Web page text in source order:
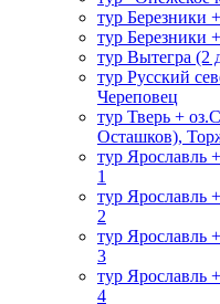
тур Березники
тур Березники
тур Вытегра (2
тур Русский
Череповец
тур Тверь +
Осташков),
тур Ярославль
1
тур Ярославль
2
тур Ярославль
3
тур Ярославль
4